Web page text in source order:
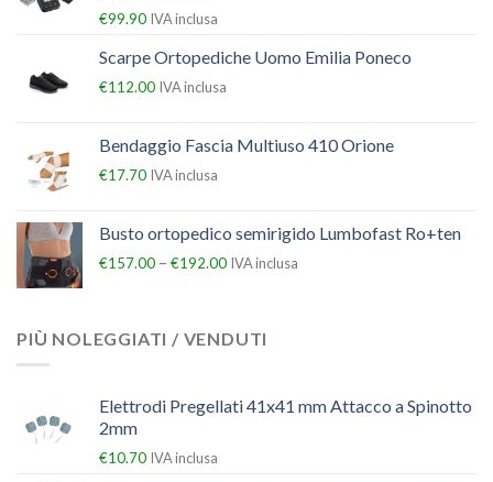
€99.90 IVA inclusa
Scarpe Ortopediche Uomo Emilia Poneco
€112.00 IVA inclusa
Bendaggio Fascia Multiuso 410 Orione
€17.70 IVA inclusa
Busto ortopedico semirigido Lumbofast Ro+ten
€157.00 – €192.00 IVA inclusa
PIÙ NOLEGGIATI / VENDUTI
Elettrodi Pregellati 41x41 mm Attacco a Spinotto
2mm
€10.70 IVA inclusa